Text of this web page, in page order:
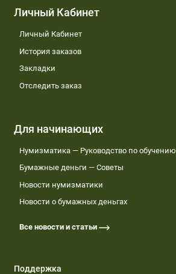
Личный Кабинет
Личный Кабинет
История заказов
Закладки
Отследить заказ
Для начинающих
Нумизматика — Руководство по обучению
Бумажные деньги — Советы
Новости нумизматики
Новости о бумажных деньгах
Все новости и статьи
Поддержка